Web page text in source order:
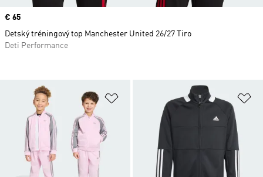
Pridať do zoznamu želaných
Price
€ 65
Detský tréningový top Manchester United 26/27 Tiro
Deti Performance